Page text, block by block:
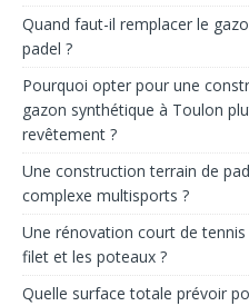
Quand faut-il remplacer le
padel ?
Pourquoi opter pour une
gazon synthétique à Toulon
revêtement ?
Une construction terrain de
complexe multisports ?
Une rénovation court de
filet et les poteaux ?
Quelle surface totale prévoir